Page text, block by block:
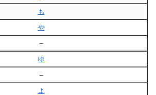
も
や
–
ゆ
–
よ